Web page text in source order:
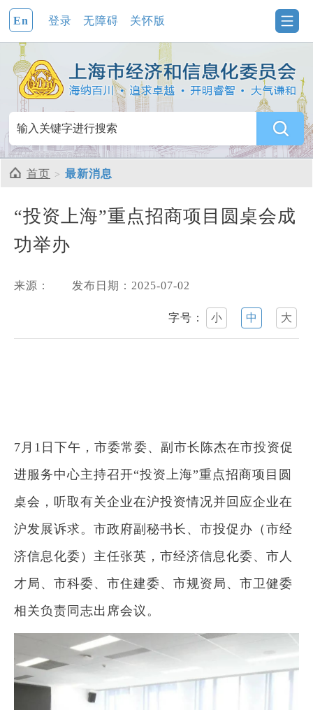
En 登录 无障碍 关怀版
首页 最新消息
“投资上海”重点招商项目圆桌会成
功举办
来源： 发布日期：2025-07-02
字号：小 中 大
7月1日下午，市委常委、副市长陈杰在市投资促
进服务中心主持召开“投资上海”重点招商项目圆
桌会，听取有关企业在沪投资情况并回应企业在
沪发展诉求。市政府副秘书长、市投促办（市经
济信息化委）主任张英，市经济信息化委、市人
才局、市科委、市住建委、市规资局、市卫健委
相关负责同志出席会议。